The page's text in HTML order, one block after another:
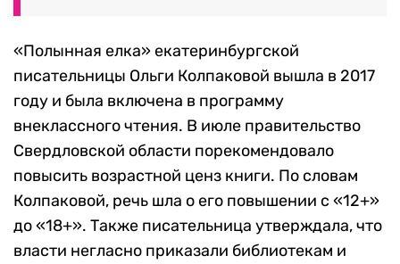
«Полынная елка» екатеринбургской
писательницы Ольги Колпаковой вышла в 2017
году и была включена в программу
внеклассного чтения. В июле правительство
Свердловской области порекомендовало
повысить возрастной ценз книги. По словам
Колпаковой, речь шла о его повышении с «12+»
до «18+». Также писательница утверждала, что
власти негласно приказали библиотекам и